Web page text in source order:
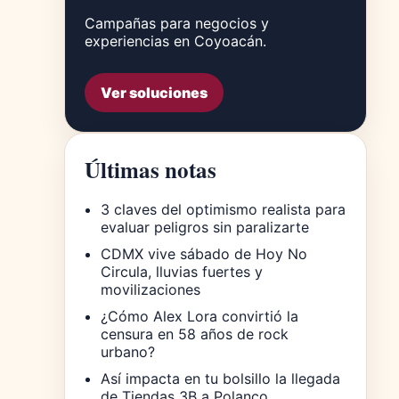
Campañas para negocios y
experiencias en Coyoacán.
Ver soluciones
Últimas notas
3 claves del optimismo realista para
evaluar peligros sin paralizarte
CDMX vive sábado de Hoy No
Circula, lluvias fuertes y
movilizaciones
¿Cómo Alex Lora convirtió la
censura en 58 años de rock
urbano?
Así impacta en tu bolsillo la llegada